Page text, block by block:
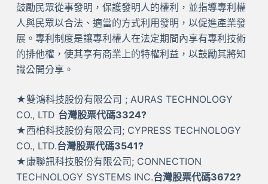
鼓勵民眾從事發明，保護發明人的權利，並指導專利權
人與民眾以合法、適當的方式利用發明，以促進產業發
展。專利制度是讓專利權人在法定期間內享有專利技術
的排他權，使其享有商業上的特權利益，以鼓勵其將知
識公開分享。
★雙鴻科技股份有限公司 ; AURAS TECHNOLOGY
CO., LTD 台灣股票代碼3324?
★西柏科技股份有限公司; CYPRESS TECHNOLOGY
CO., LTD.台灣股票代碼3541?
★康聯訊科技股份有限公司; CONNECTION
TECHNOLOGY SYSTEMS INC.台灣股票代碼3672?